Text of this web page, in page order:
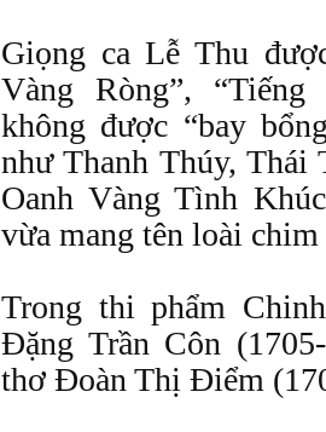
Giọng ca Lễ Thu
Vàng Ròng”,
không được “bay
như Thanh Thúy,
Oanh Vàng Tình
vừa mang tên loài chim
Trong thi phẩm
Đặng Trần Côn
thơ Đoàn Thị Điểm